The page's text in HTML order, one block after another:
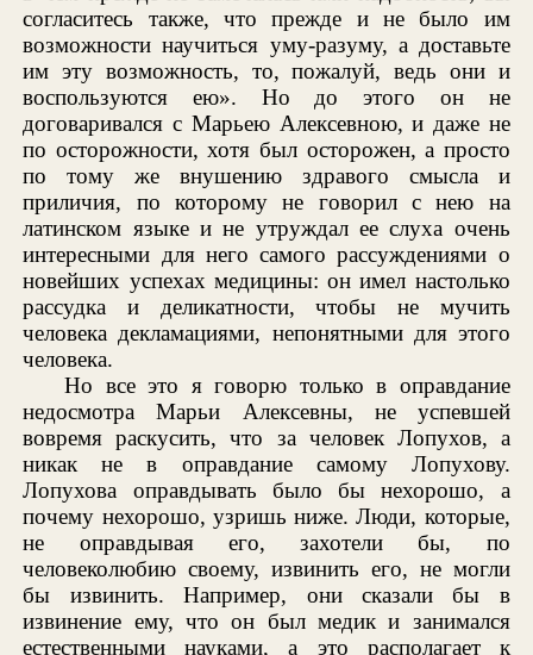
согласитесь также, что прежде и не было им
возможности научиться уму-разуму, а доставьте
им эту возможность, то, пожалуй, ведь они и
воспользуются ею». Но до этого он не
договаривался с Марьею Алексевною, и даже не
по осторожности, хотя был осторожен, а просто
по тому же внушению здравого смысла и
приличия, по которому не говорил с нею на
латинском языке и не утруждал ее слуха очень
интересными для него самого рассуждениями о
новейших успехах медицины: он имел настолько
рассудка и деликатности, чтобы не мучить
человека декламациями, непонятными для этого
человека.
Но все это я говорю только в оправдание
недосмотра Марьи Алексевны, не успевшей
вовремя раскусить, что за человек Лопухов, а
никак не в оправдание самому Лопухову.
Лопухова оправдывать было бы нехорошо, а
почему нехорошо, узришь ниже. Люди, которые,
не оправдывая его, захотели бы, по
человеколюбию своему, извинить его, не могли
бы извинить. Например, они сказали бы в
извинение ему, что он был медик и занимался
естественными науками, а это располагает к